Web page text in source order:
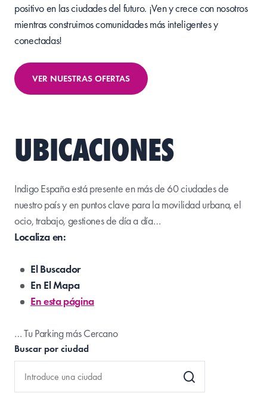
positivoen lasciudadesdel futuro. ¡Ven ycrececon nosotros
mientrasconstruimoscomunidadesmás inteligentesy
conectadas!
VER NUESTRAS OFERTAS
UBICACIONES
Indigo España está presente en más de 60 ciudades de
nuestro país y en puntos clave para la movilidad urbana, el
ocio, trabajo, gestiones de día a día…
Localiza en:
El Buscador
En El Mapa
En esta página
… Tu Parking más Cercano
Buscar por ciudad